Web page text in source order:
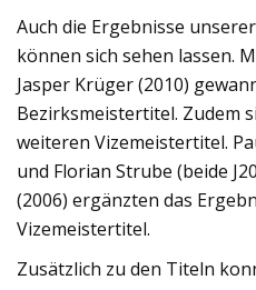
Auch die Ergebnisse
können sich sehen lassen.
Jasper Krüger (2010)
Bezirksmeistertitel. Zudem
weiteren Vizemeistertitel.
und Florian Strube (beide
(2006) ergänzten das
Vizemeistertitel.
Zusätzlich zu den Titeln